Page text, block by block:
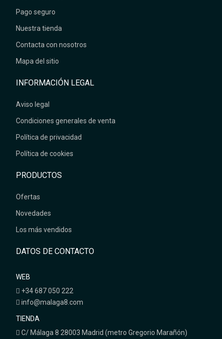
Pago seguro
Nuestra tienda
Contacta con nosotros
Mapa del sitio
INFORMACIÓN LEGAL
Aviso legal
Condiciones generales de venta
Política de privacidad
Política de cookies
PRODUCTOS
Ofertas
Novedades
Los más vendidos
DATOS DE CONTACTO
WEB
+34 687 050 222
info@malaga8.com
TIENDA
C/ Málaga 8 28003 Madrid (metro Gregorio Marañón)